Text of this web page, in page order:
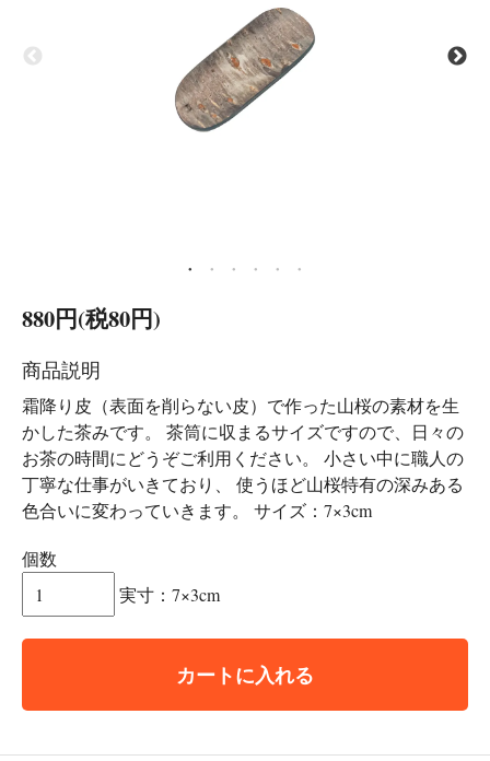
880円(税80円)
商品説明
霜降り皮（表面を削らない皮）で作った山桜の素材を生
かした茶みです。 茶筒に収まるサイズですので、日々の
お茶の時間にどうぞご利用ください。 小さい中に職人の
丁寧な仕事がいきており、 使うほど山桜特有の深みある
色合いに変わっていきます。 サイズ：7×3cm
個数
実寸：7×3cm
カートに入れる